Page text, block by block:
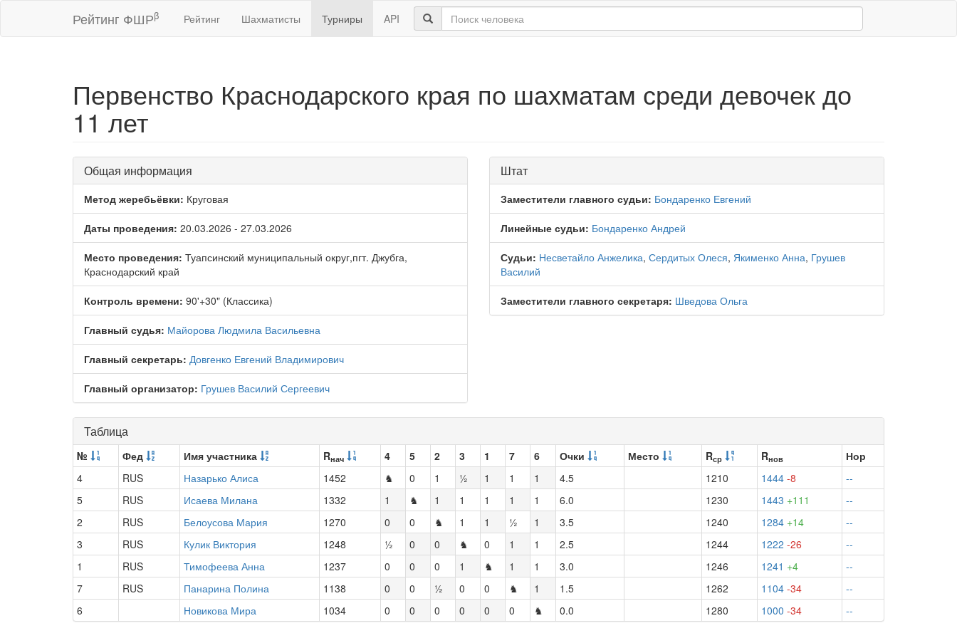
Рейтинг ФШРβ Рейтинг Шахматисты Турниры API
Первенство Краснодарского края по шахматам среди девочек до
11 лет
Общая информация
Метод жеребьёвки: Круговая
Даты проведения: 20.03.2026 - 27.03.2026
Место проведения: Туапсинский муниципальный округ,пгт. Джубга,
Краснодарский край
Контроль времени: 90'+30" (Классика)
Главный судья: Майорова Людмила Васильевна
Главный секретарь: Довгенко Евгений Владимирович
Главный организатор: Грушев Василий Сергеевич
Штат
Заместители главного судьи: Бондаренко Евгений
Линейные судьи: Бондаренко Андрей
Судьи: Несветайло Анжелика, Сердитых Олеся, Якименко Анна, Грушев
Василий
Заместители главного секретаря: Шведова Ольга
Таблица
№ Фед Имя участника Rнач 4 5 2 3 1 7 6 Очки Место Rср Rнов
Нор
4
RUS Назарько Алиса 1452 ♞ 0 1 ½ 1 1 1 4.5 1210 1444 -8
--
5
RUS Исаева Милана 1332 1 ♞ 1 1 1 1 1 6.0 1230 1443 +111
--
2
RUS Белоусова Мария 1270 0 0 ♞ 1 1 ½ 1 3.5 1240 1284 +14
--
3
RUS Кулик Виктория 1248 ½ 0 0 ♞ 0 1 1 2.5 1244 1222 -26
--
1
RUS Тимофеева Анна 1237 0 0 0 1 ♞ 1 1 3.0 1246 1241 +4
--
7
RUS Панарина Полина 1138 0 0 ½ 0 0 ♞ 1 1.5 1262 1104 -34
--
6
Новикова Мира 1034 0 0 0 0 0 0 ♞ 0.0 1280 1000 -34 --